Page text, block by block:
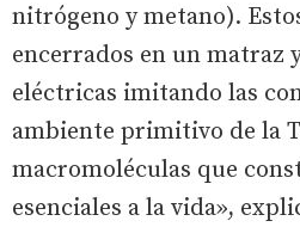
nitrógeno y metano).
encerrados en un matraz
eléctricas imitando las
ambiente primitivo de la
macromoléculas que
esenciales a la vida»,